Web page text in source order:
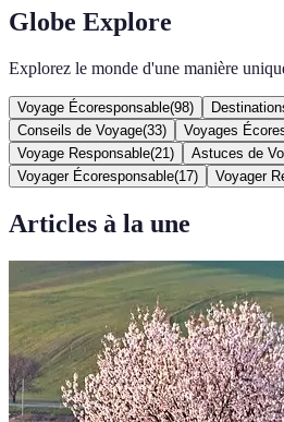
Globe Explore
Explorez le monde d'une manière
Voyage Écoresponsable(98)
Conseils de Voyage(33) Voyages
Voyage Responsable(21 ) Astuces de
Voyager Écoresponsable(17) Voyager
Articles à la une